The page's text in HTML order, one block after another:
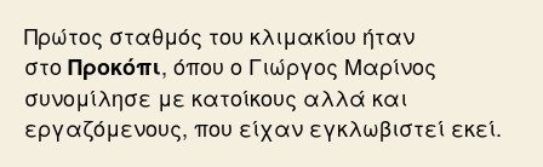
Πρώτος σταθμός του κλιμακίου ήταν
στοΠροκόπι, όπου ο Γιώργος Μαρίνος
συνομίλησε με κατοίκους αλλά και
εργαζόμενους, που είχαν εγκλωβιστεί εκεί.